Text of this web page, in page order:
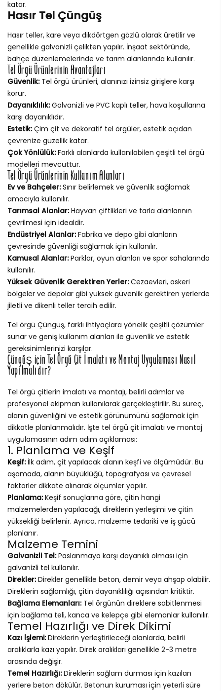
katar.
Hasır Tel Çüngüş
Hasır teller, kare veya dikdörtgen gözlü olarak üretilir ve
genellikle galvanizli çelikten yapılır. İnşaat sektöründe,
bahçe düzenlemelerinde ve tarım alanlarında kullanılır.
Tel Örgü Ürünlerinin Avantajları
Güvenlik:Tel örgü ürünleri, alanınızı izinsiz girişlere karşı
korur.
Dayanıklılık:Galvanizli ve PVC kaplı teller, hava koşullarına
karşı dayanıklıdır.
Estetik:Çim çit ve dekoratif tel örgüler, estetik açıdan
çevrenize güzellik katar.
Çok Yönlülük:Farklı alanlarda kullanılabilen çeşitli tel örgü
modelleri mevcuttur.
Tel Örgü Ürünlerinin Kullanım Alanları
Ev ve Bahçeler:Sınır belirlemek ve güvenlik sağlamak
amacıyla kullanılır.
Tarımsal Alanlar:Hayvan çiftlikleri ve tarla alanlarının
çevrilmesi için idealdir.
Endüstriyel Alanlar:Fabrika ve depo gibi alanların
çevresinde güvenliği sağlamak için kullanılır.
Kamusal Alanlar:Parklar, oyun alanları ve spor sahalarında
kullanılır.
Yüksek Güvenlik Gerektiren Yerler:Cezaevleri, askeri
bölgeler ve depolar gibi yüksek güvenlik gerektiren yerlerde
jiletli ve dikenli teller tercih edilir.
Tel örgü Çüngüş, farklı ihtiyaçlara yönelik çeşitli çözümler
sunar ve geniş kullanım alanları ile güvenlik ve estetik
gereksinimlerinizi karşılar.
Çüngüş için Tel Örgü Çit İmalatı ve Montaj Uygulaması Nasıl
Yapılmalıdır?
Tel örgü çitlerin imalatı ve montajı, belirli adımlar ve
profesyonel ekipman kullanılarak gerçekleştirilir. Bu süreç,
alanın güvenliğini ve estetik görünümünü sağlamak için
dikkatle planlanmalıdır. İşte tel örgü çit imalatı ve montaj
uygulamasının adım adım açıklaması:
1. Planlama ve Keşif
Keşif:İlk adım, çit yapılacak alanın keşfi ve ölçümüdür. Bu
aşamada, alanın büyüklüğü, topografyası ve çevresel
faktörler dikkate alınarak ölçümler yapılır.
Planlama:Keşif sonuçlarına göre, çitin hangi
malzemelerden yapılacağı, direklerin yerleşimi ve çitin
yüksekliği belirlenir. Ayrıca, malzeme tedariki ve iş gücü
planlanır.
Malzeme Temini
Galvanizli Tel:Paslanmaya karşı dayanıklı olması için
galvanizli tel kullanılır.
Direkler:Direkler genellikle beton, demir veya ahşap olabilir.
Direklerin sağlamlığı, çitin dayanıklılığı açısından kritiktir.
Bağlama Elemanları:Tel örgünün direklere sabitlenmesi
için bağlama teli, kanca ve kelepçe gibi elemanlar kullanılır.
Temel Hazırlığı ve Direk Dikimi
Kazı İşlemi:Direklerin yerleştirileceği alanlarda, belirli
aralıklarla kazı yapılır. Direk aralıkları genellikle 2-3 metre
arasında değişir.
Temel Hazırlığı:Direklerin sağlam durması için kazılan
yerlere beton dökülür. Betonun kuruması için yeterli süre